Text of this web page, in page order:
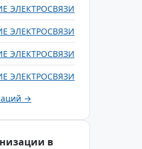
ЭЛЕКТРОСВЯЗИ
ЭЛЕКТРОСВЯЗИ
ЭЛЕКТРОСВЯЗИ
ЭЛЕКТРОСВЯЗИ
→
в